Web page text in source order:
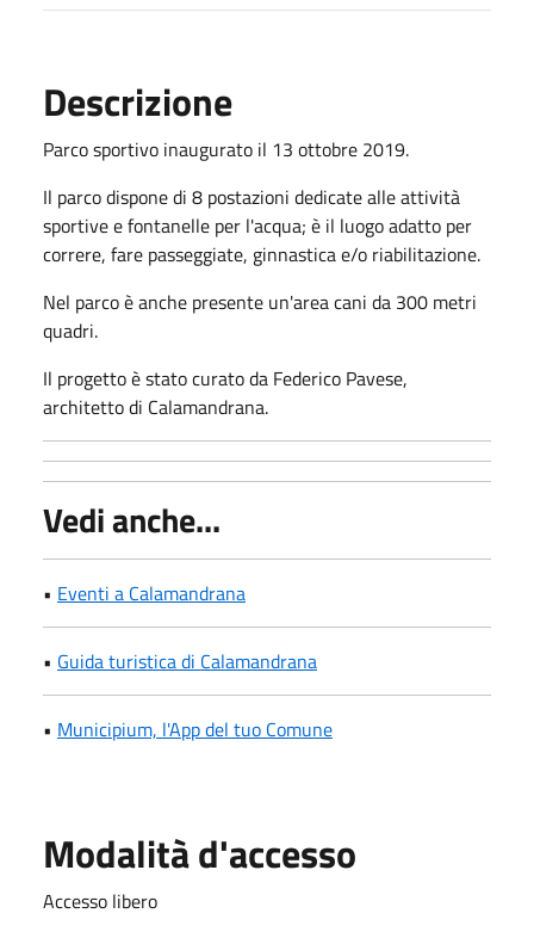
Descrizione
Parco sportivo inaugurato il 13 ottobre 2019.
Il parco dispone di 8 postazioni dedicate alle attività
sportive e fontanelle per l'acqua; è il luogo adatto per
correre, fare passeggiate, ginnastica e/o riabilitazione.
Nel parco è anche presente un'area cani da 300 metri
quadri.
Il progetto è stato curato da Federico Pavese,
architetto di Calamandrana.
Vedi anche...
• Eventi a Calamandrana
• Guida turistica di Calamandrana
• Municipium, l'App del tuo Comune
Modalità d'accesso
Accesso libero